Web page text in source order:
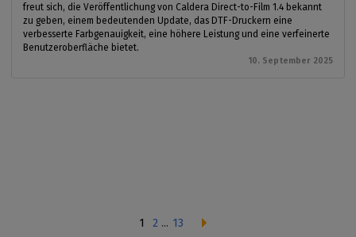
freut sich, die Veröffentlichung von Caldera Direct-to-Film 1.4 bekannt
zu geben, einem bedeutenden Update, das DTF-Druckern eine
verbesserte Farbgenauigkeit, eine höhere Leistung und eine verfeinerte
Benutzeroberfläche bietet.
10. September 2025
1 2 ... 13